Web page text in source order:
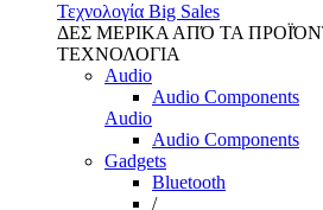
Τεχνολογία Big Sales
ΔΕΣ ΜΕΡΙΚΑ ΑΠΌ ΤΑ
ΤΕΧΝΟΛΟΓΙΑ
Audio
Audio Components
Audio
Audio Components
Gadgets
Bluetooth
/